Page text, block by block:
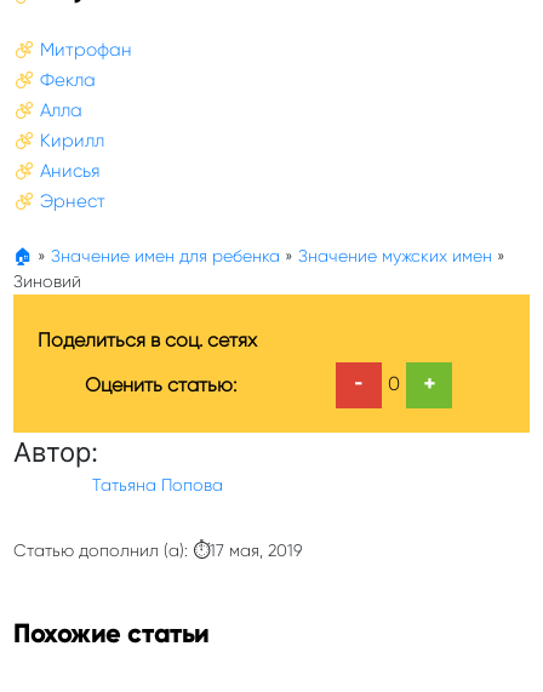
Митрофан
Фекла
Алла
Кирилл
Анисья
Эрнест
🏠 » Значение имен для ребенка » Значение мужских имен »
Зиновий
Поделиться в соц. сетях
Оценить статью:
- 0 +
Автор:
Татьяна Попова
Статью дополнил (а): ⏱17 мая, 2019
Похожие статьи